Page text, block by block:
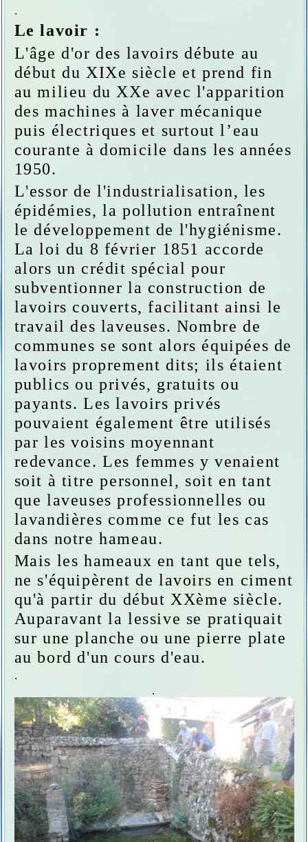
.
Le lavoir :
L'âge d'or des lavoirs débute au
début du XIXe siècle et prend fin
au milieu du XXe avec l'apparition
des machines à laver mécanique
puis électriques et surtout l’eau
courante à domicile dans les années
1950.
L'essor de l'industrialisation, les
épidémies, la pollution entraînent
le développement de l'hygiénisme.
La loi du 8 février 1851 accorde
alors un crédit spécial pour
subventionner la construction de
lavoirs couverts, facilitant ainsi le
travail des laveuses. Nombre de
communes se sont alors équipées de
lavoirs proprement dits; ils étaient
publics ou privés, gratuits ou
payants. Les lavoirs privés
pouvaient également être utilisés
par les voisins moyennant
redevance. Les femmes y venaient
soit à titre personnel, soit en tant
que laveuses professionnelles ou
lavandières comme ce fut les cas
dans notre hameau.
Mais les hameaux en tant que tels,
ne s'équipèrent de lavoirs en ciment
qu'à partir du début XXème siècle.
Auparavant la lessive se pratiquait
sur une planche ou une pierre plate
au bord d'un cours d'eau.
.
.